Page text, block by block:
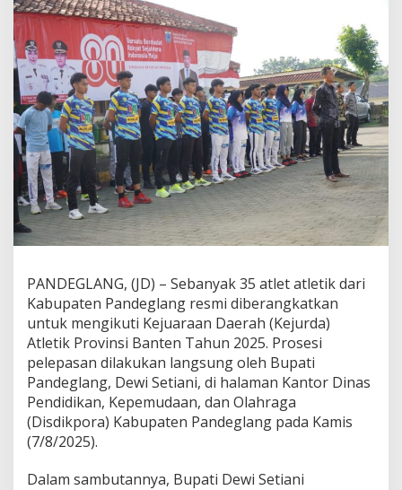
d
e
g
l
a
n
g
L
p
a
s
3
5
A
e
t
A
t
l
e
t
k
e
PANDEGLANG, (JD) – Sebanyak 35 atlet atletik dari
Kabupaten Pandeglang resmi diberangkatkan
untuk mengikuti Kejuaraan Daerah (Kejurda)
Atletik Provinsi Banten Tahun 2025. Prosesi
pelepasan dilakukan langsung oleh Bupati
Pandeglang, Dewi Setiani, di halaman Kantor Dinas
Pendidikan, Kepemudaan, dan Olahraga
(Disdikpora) Kabupaten Pandeglang pada Kamis
(7/8/2025).
Dalam sambutannya, Bupati Dewi Setiani